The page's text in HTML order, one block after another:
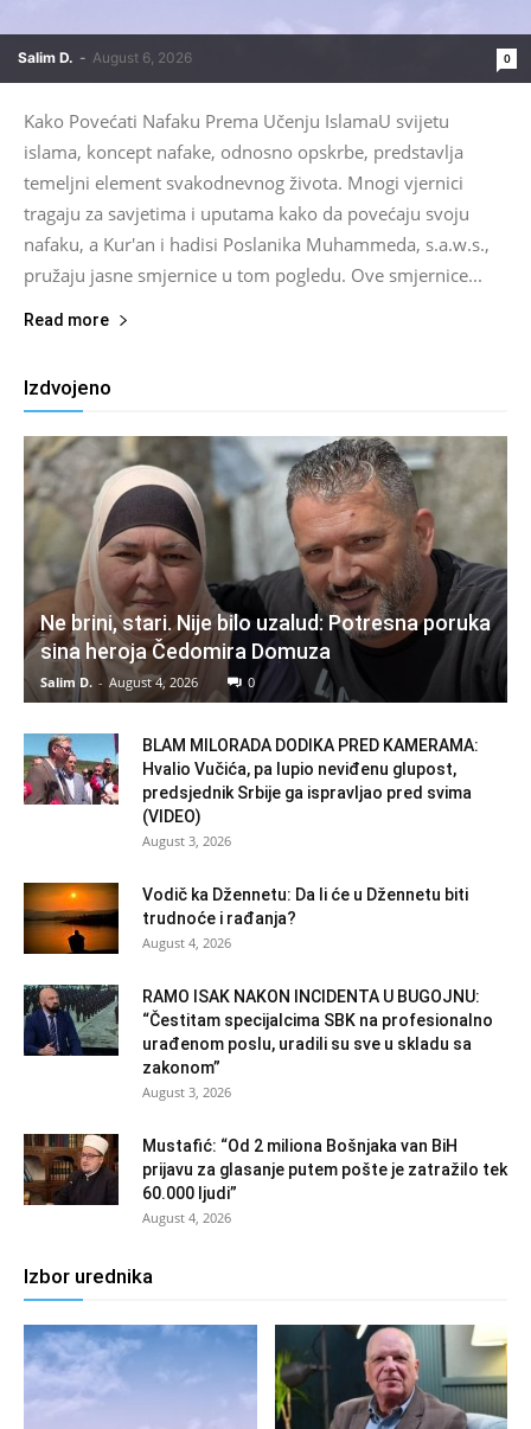
Salim D. - August 6, 2026 0
Kako Povećati Nafaku Prema Učenju IslamaU svijetu
islama, koncept nafake, odnosno opskrbe, predstavlja
temeljni element svakodnevnog života. Mnogi vjernici
tragaju za savjetima i uputama kako da povećaju svoju
nafaku, a Kur'an i hadisi Poslanika Muhammeda, s.a.w.s.,
pružaju jasne smjernice u tom pogledu. Ove smjernice...
Read more
Izdvojeno
Ne brini, stari. Nije bilo uzalud: Potresna poruka
sina heroja Čedomira Domuza
Salim D. - August 4, 2026 0
BLAM MILORADA DODIKA PRED KAMERAMA:
Hvalio Vučića, pa lupio neviđenu glupost,
predsjednik Srbije ga ispravljao pred svima
(VIDEO)
August 3, 2026
Vodič ka Džennetu: Da li će u Džennetu biti
trudnoće i rađanja?
August 4, 2026
RAMO ISAK NAKON INCIDENTA U BUGOJNU:
“Čestitam specijalcima SBK na profesionalno
urađenom poslu, uradili su sve u skladu sa
zakonom”
August 3, 2026
Mustafić: “Od 2 miliona Bošnjaka van BiH
prijavu za glasanje putem pošte je zatražilo tek
60.000 ljudi”
August 4, 2026
Izbor urednika